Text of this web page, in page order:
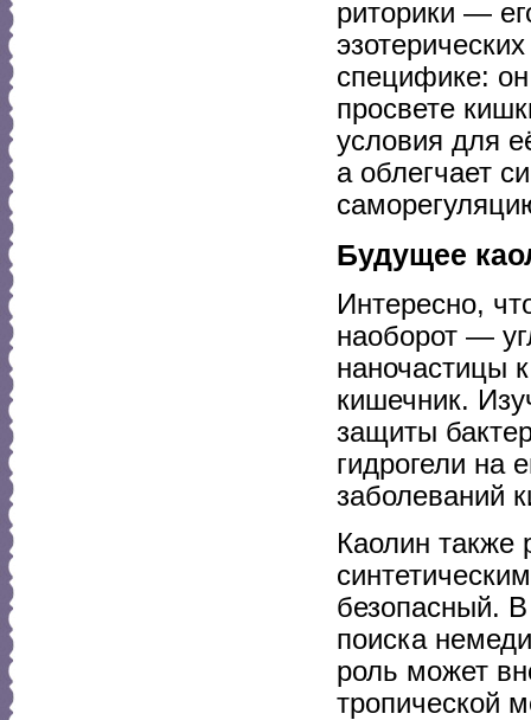
риторики —
специфике:
просвете
условия для
а облегчает
Будущее
Интересно,
наоборот —
наночастицы
кишечник.
защиты
гидрогели на
заболеваний
Каолин также
безопасный. В
поиска
роль может
тропической